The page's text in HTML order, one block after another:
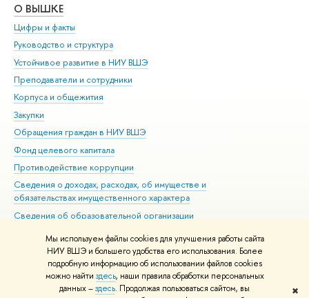
Мы используем файлы cookies для улучшения работы сайта
НИУ ВШЭ и большего удобства его использования. Более
подробную информацию об использовании файлов cookies
можно найти здесь, наши правила обработки персональных
данных –здесь. Продолжая пользоваться сайтом, вы
✖
О ВЫШКЕ
Цифры и факты
Руководство и структура
Устойчивое развитие в НИУ ВШЭ
Преподаватели и сотрудники
Корпуса и общежития
Закупки
Обращения граждан в НИУ ВШЭ
Фонд целевого капитала
Противодействие коррупции
Сведения о доходах, расходах, об имуществе и
обязательствах имущественного характера
Сведения об образовательной организации
Людям с ограниченными возможностями здоровья
Единая платежная страница
Работа в Вышке